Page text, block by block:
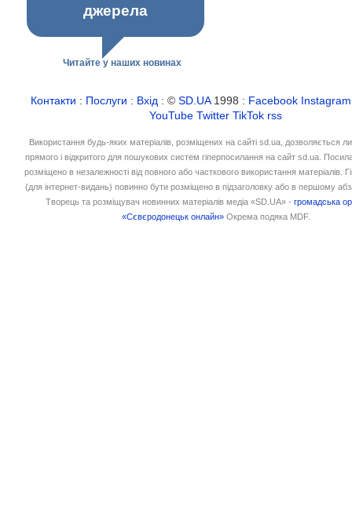
джерела
Читайте у наших новинах
Контакти : Послуги : Вхід : ©SD.UA1998 : Facebook Instagram
YouTube Twitter TikTok rss
Використання будь-яких матеріалів, розміщених на сайті sd.ua, дозволяється
прямого і відкритого для пошукових систем гіперпосилання на сайт sd.ua.
розміщено в незалежності від повного або часткового використання матеріалів.
(для інтернет-видань) повинно бути розміщено в підзаголовку або в першому
Творець та розміщувач новинних матеріалів медіа «SD.UA» -громадська
«Сєвєродонецьк онлайн» Окрема подяка MDF.